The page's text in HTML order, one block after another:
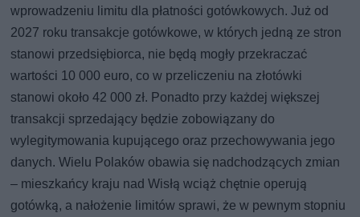
wprowadzeniu limitu dla płatności gotówkowych. Już od
2027 roku transakcje gotówkowe, w których jedną ze stron
stanowi przedsiębiorca, nie będą mogły przekraczać
wartości 10 000 euro, co w przeliczeniu na złotówki
stanowi około 42 000 zł. Ponadto przy każdej większej
transakcji sprzedający będzie zobowiązany do
wylegitymowania kupującego oraz przechowywania jego
danych. Wielu Polaków obawia się nadchodzących zmian
– mieszkańcy kraju nad Wisłą wciąż chętnie operują
gotówką, a nałożenie limitów sprawi, że w pewnym stopniu